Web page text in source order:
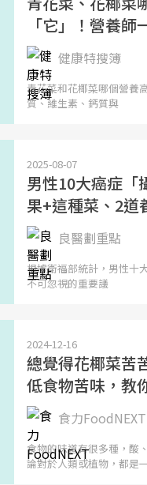
「它」！營養
健康特搜簿
青花菜和花椰菜哪個營養
質、維生素、鈣質與
2025-08-07
男性10大癌症「
果+這種菜、2道
良醫劃重點
根據衛福部統計，男性十
不可忽視的重要議
2024-12-16
總覺得花椰菜苦
低食物苦味，教
食力FoodNEXT
食物的味道有很多種，酸
論對於人類或植物，都是